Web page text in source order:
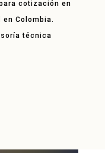
cotización en
Colombia.
técnica